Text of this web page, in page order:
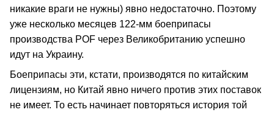
никакие враги не нужны) явно недостаточно. Поэтому
уже несколько месяцев 122-мм боеприпасы
производства POF через Великобританию успешно
идут на Украину.
Боеприпасы эти, кстати, производятся по китайским
лицензиям, но Китай явно ничего против этих поставок
не имеет. То есть начинает повторяться история той